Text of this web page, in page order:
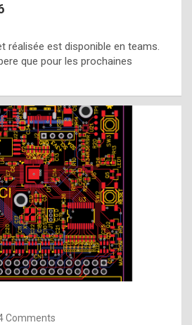
t
t
e
b
e
s
t
p
h
o
n
y
réalisée est disponible en teams.
que pour les prochaines
Comments